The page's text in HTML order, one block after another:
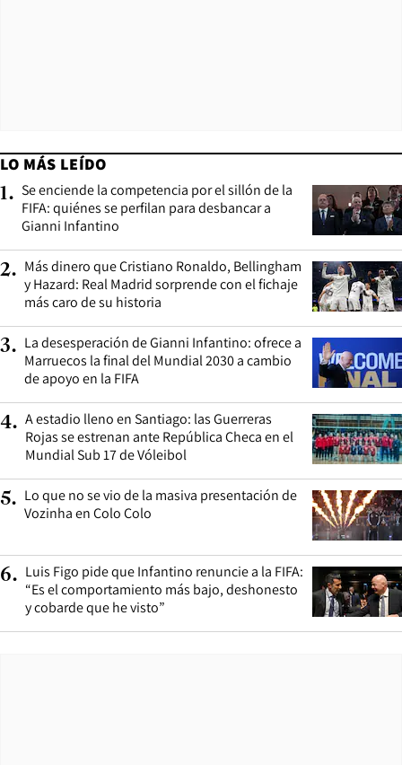
LO MÁS LEÍDO
1. Se enciende la competencia por el sillón de la
FIFA: quiénes se perfilan para desbancar a
Gianni Infantino
2. Más dinero que Cristiano Ronaldo, Bellingham
y Hazard: Real Madrid sorprende con el fichaje
más caro de su historia
3. La desesperación de Gianni Infantino: ofrece a
Marruecos la final del Mundial 2030 a cambio
de apoyo en la FIFA
4. A estadio lleno en Santiago: las Guerreras
Rojas se estrenan ante República Checa en el
Mundial Sub 17 de Vóleibol
5. Lo que no se vio de la masiva presentación de
Vozinha en Colo Colo
6. Luis Figo pide que Infantino renuncie a la FIFA:
“Es el comportamiento más bajo, deshonesto
y cobarde que he visto”